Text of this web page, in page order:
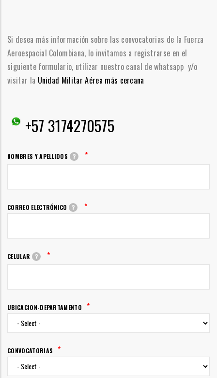
Si desea más información sobre las convocatorias de la Fuerza
Aeroespacial Colombiana, lo invitamos a registrarse en el
siguiente formulario, utilizar nuestro canal de whatsapp y/o
visitar la Unidad Militar Aérea más cercana
+57 3174270575
NOMBRES Y APELLIDOS ? *
CORREO ELECTRÓNICO ? *
CELULAR ? *
UBICACION-DEPARTAMENTO *
CONVOCATORIAS *